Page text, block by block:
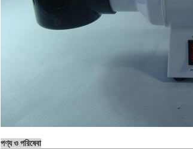
পণ্য ও পরিষেবা